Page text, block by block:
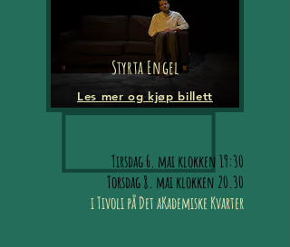
Styrta Engel
Les mer og kjøp billett
Tirsdag 6. mai klokken 19:30
Torsdag 8. mai klokken 20.30
i Tivoli på Det aKademiske Kvarter